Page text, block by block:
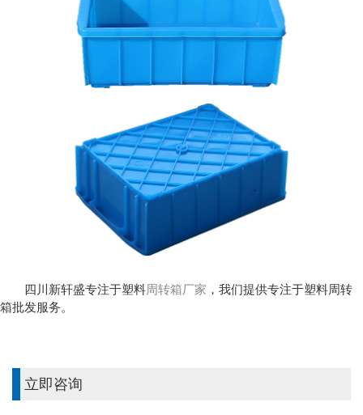
四川新轩盛专注于塑料周转箱厂家 ，我们提供专注于塑料周转
箱批发服务。
立即咨询